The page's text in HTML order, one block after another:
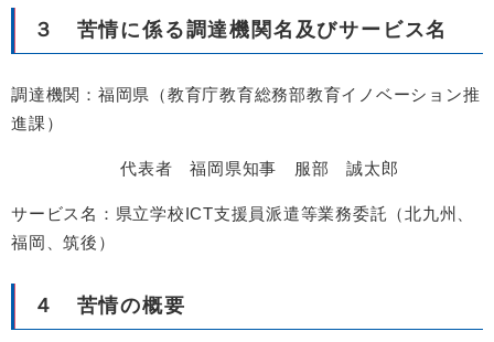
３ 苦情に係る調達機関名及びサービス名
調達機関：福岡県（教育庁教育総務部教育イノベーション推
進課）
代表者 福岡県知事 服部 誠太郎
サービス名：県立学校ICT支援員派遣等業務委託（北九州、
福岡、筑後）
４ 苦情の概要